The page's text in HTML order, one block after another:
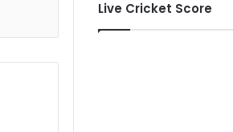
Live Cricket Score